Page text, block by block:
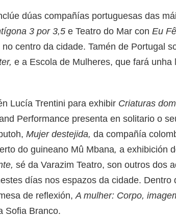
dúas compañías portuguesas das
3 por 3,5 e Teatro do Mar con Eu
centro da cidade. Tamén de Portugal
e a Escola de Mulheres, que fará unha
Lucía Trentini para exhibir Criaturas
Performance presenta en solitario o
Mujer destejida, da compañía
do guineano Mû Mbana, a exhibición
sé da Varazim Teatro, son outros dos
días nos espazos da cidade. Dentro
de reflexión,A mulher: Corpo,
Sofia Branco.